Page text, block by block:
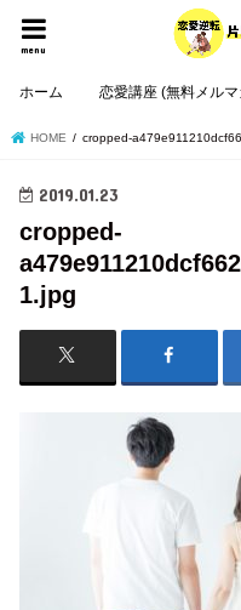
menu
ホーム 恋愛講座 (無料メルマ
HOME cropped-
2019.01.23
cropped-
1.jpg